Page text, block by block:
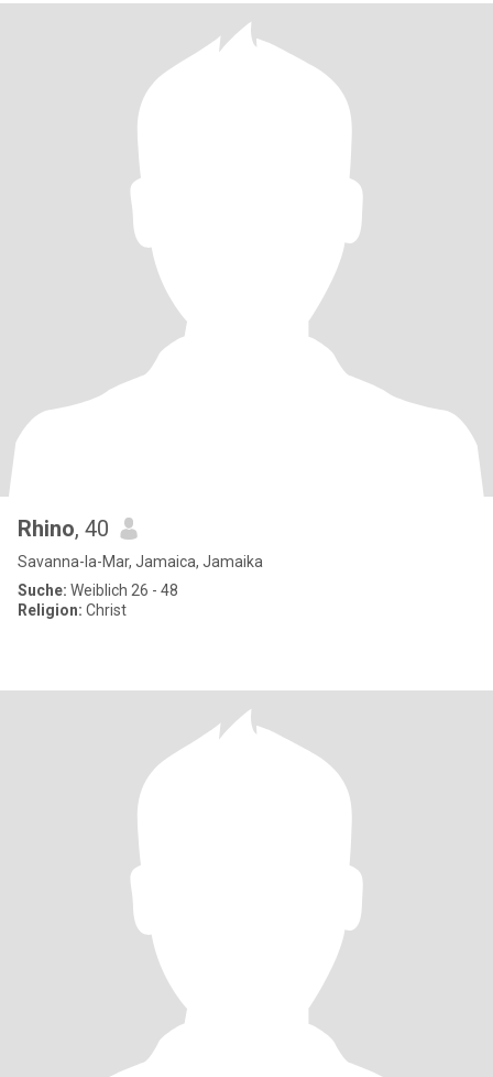
Rhino, 40
Savanna-la-Mar, Jamaica, Jamaika
Suche: Weiblich 26 - 48
Religion: Christ